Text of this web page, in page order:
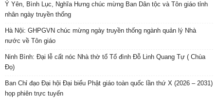
Ý Yên, Bình Lục, Nghĩa Hưng chúc mừng Ban Dân tộc và Tôn giáo tỉnh
nhân ngày truyền thống
Hà Nội: GHPGVN chúc mừng ngày truyền thống ngành quản lý Nhà
nước về Tôn giáo
Ninh Bình: Đại lễ cất nóc Nhà thờ tổ Tổ đình Đỗ Linh Quang Tự ( Chùa
Đọ)
Ban Chỉ đạo Đại hội Đại biểu Phật giáo toàn quốc lần thứ X (2026 – 2031)
họp phiên trực tuyến